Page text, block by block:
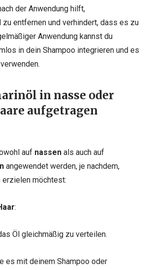
der Anwendung hilft,
entfernen und verhindert, dass es zu
Anwendung kannst du
in dein Shampoo integrieren und es
in nasse oder
aufgetragen
auf nassen als auch auf
angewendet werden, je nachdem,
erzielen möchtest:
:
Öl gleichmäßig zu verteilen.
es mit deinem Shampoo oder